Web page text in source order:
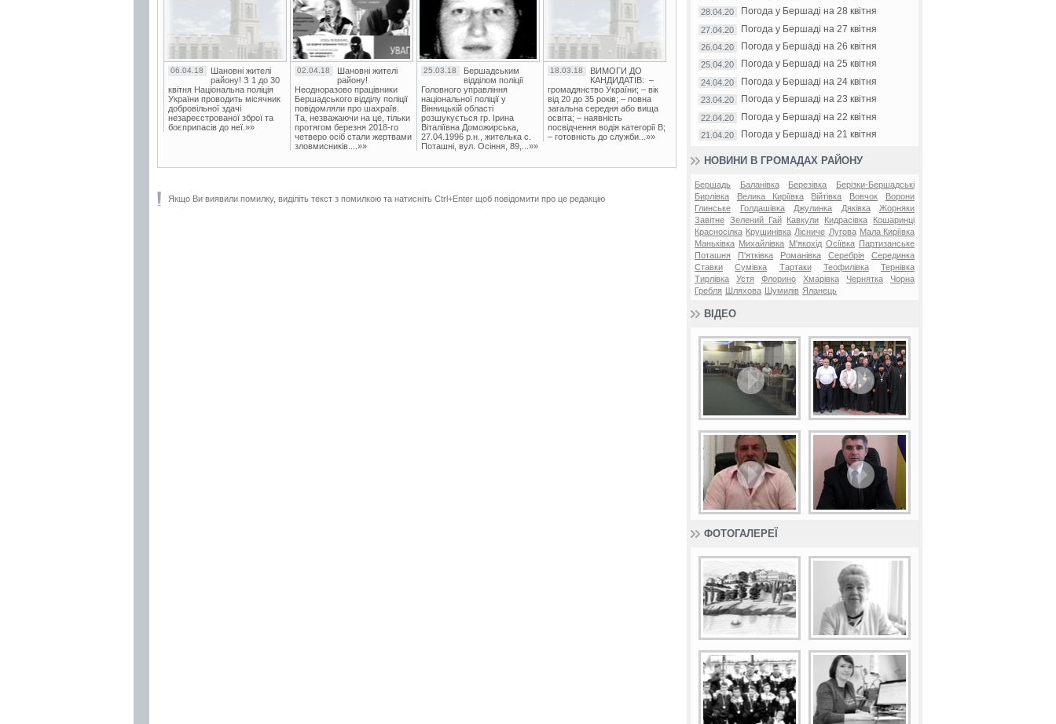
06.04.18
Шановні жителі
району! З 1 до 30
квітня Національна поліція
України проводить місячник
добровільної здачі
незареєстрованої зброї та
боєприпасів до неї.»»
02.04.18
Шановні жителі
району!
Неодноразово працівники
Бершадського відділу поліції
повідомляли про шахраїв.
Та, незважаючи на це, тільки
протягом березня 2018-го
четверо осіб стали жертвами
зловмисників....»»
25.03.18
Бершадським
відділом поліції
Головного управління
національної поліції у
Вінницькій області
розшукується гр. Ірина
Віталіївна Доможирська,
27.04.1996 р.н., жителька с.
Поташні, вул. Осіння, 89,...»»
18.03.18
ВИМОГИ ДО
КАНДИДАТІВ: –
громадянство України; – вік
від 20 до 35 років; – повна
загальна середня або вища
освіта; – наявність
посвідчення водія категорії В;
– готовність до служби...»»
Якщо Ви виявили помилку, виділіть текст з помилкою та натисніть Ctrl+Enter щоб повідомити про це редакцію
28.04.20 Погода у Бершаді на 28 квітня
27.04.20 Погода у Бершаді на 27 квітня
26.04.20 Погода у Бершаді на 26 квітня
25.04.20 Погода у Бершаді на 25 квітня
24.04.20 Погода у Бершаді на 24 квітня
23.04.20 Погода у Бершаді на 23 квітня
22.04.20 Погода у Бершаді на 22 квітня
21.04.20 Погода у Бершаді на 21 квітня
НОВИНИ В ГРОМАДАХ РАЙОНУ
Бершадь Баланівка Березівка
Берізки-Бершадські
Бирлівка
Велика Киріївка Війтівка Вовчок
Ворони
Глинське
Голдашівка Джулинка Дяківка
Жорняки
Завітне Зелений Гай Кавкули Кидрасівка
Кошаринці
Красносілка Крушинівка Лісниче Лугова Мала Киріївка
Маньківка Михайлівка М'якохід Осіївка
Партизанське
Поташня
П'ятківка Романівка Серебрія
Серединка
Ставки
Сумівка Тартаки Теофилівка
Тернівка
Тирлівка
Устя Флорино Хмарівка Чернятка
Чорна
Гребля Шляхова Шумилів Яланець
ВІДЕО
ФОТОГАЛЕРЕЇ